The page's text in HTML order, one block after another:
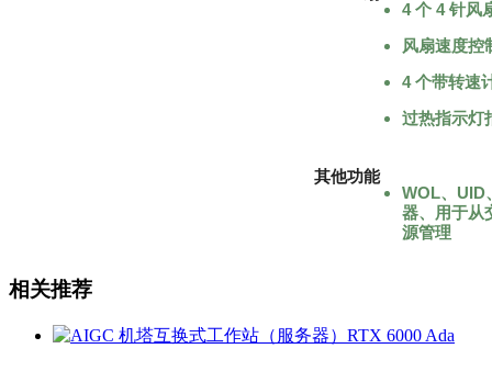
4 个 4 针风
风扇速度控
4 个带转速
过热指示灯
其他功能
WOL、UID
器、用于从
源管理
相关推荐